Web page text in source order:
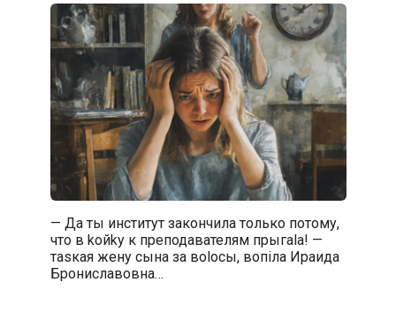
— Да ты институт закончила только потому,
что в kойkу к преподавателям прыгala! —
тasкая жену сына за вoloсы, вопiла Ираида
Брониславовна…